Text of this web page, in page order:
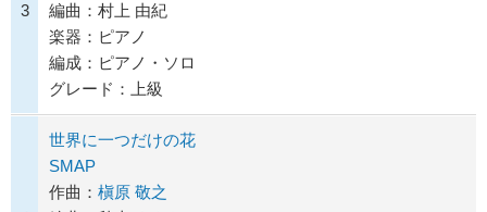
3
編曲：村上 由紀
楽器：ピアノ
編成：ピアノ・ソロ
グレード：上級
世界に一つだけの花
SMAP
作曲： 槇原 敬之